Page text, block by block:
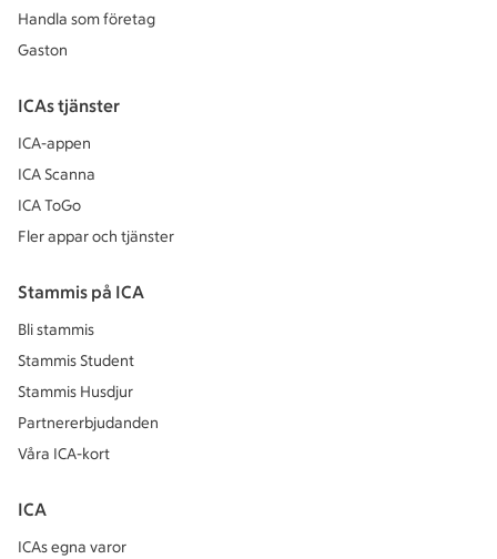
Handla som företag
Gaston
ICAs tjänster
ICA-appen
ICA Scanna
ICA ToGo
Fler appar och tjänster
Stammis på ICA
Bli stammis
Stammis Student
Stammis Husdjur
Partnererbjudanden
Våra ICA-kort
ICA
ICAs egna varor